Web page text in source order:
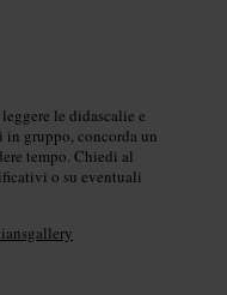
le didascalie e
gruppo, concorda un
tempo. Chiedi al
o su eventuali